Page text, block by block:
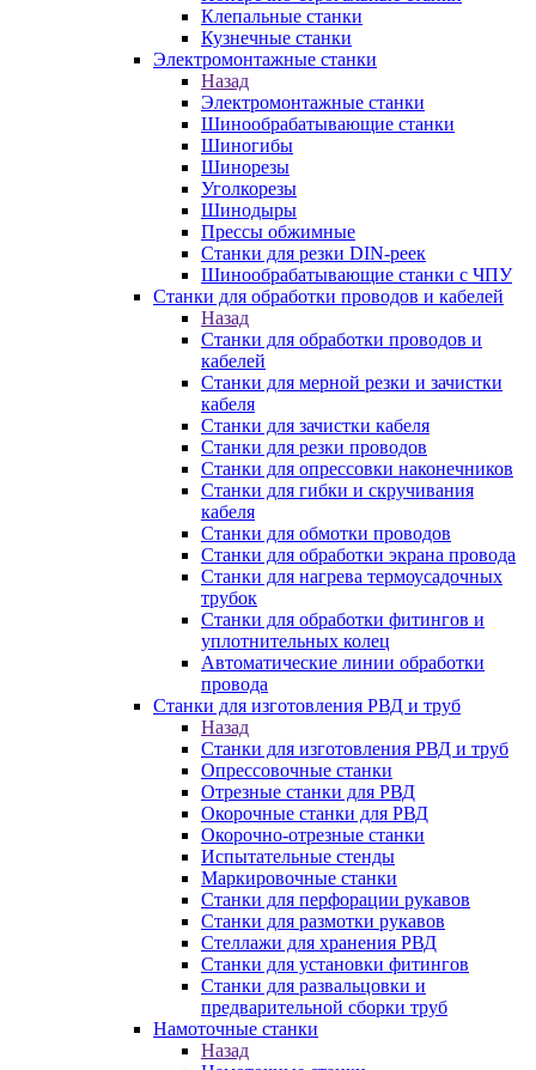
Клепальные станки
Кузнечные станки
Электромонтажные станки
Назад
Электромонтажные станки
Шинообрабатывающие станки
Шиногибы
Шинорезы
Уголкорезы
Шинодыры
Прессы обжимные
Станки для резки DIN-реек
Шинообрабатывающие станки с ЧПУ
Станки для обработки проводов и кабелей
Назад
Станки для обработки проводов и
кабелей
Станки для мерной резки и зачистки
кабеля
Станки для зачистки кабеля
Станки для резки проводов
Станки для опрессовки наконечников
Станки для гибки и скручивания
кабеля
Станки для обмотки проводов
Станки для обработки экрана провода
Станки для нагрева термоусадочных
трубок
Станки для обработки фитингов и
уплотнительных колец
Автоматические линии обработки
провода
Станки для изготовления РВД и труб
Назад
Станки для изготовления РВД и труб
Опрессовочные станки
Отрезные станки для РВД
Окорочные станки для РВД
Окорочно-отрезные станки
Испытательные стенды
Маркировочные станки
Станки для перфорации рукавов
Станки для размотки рукавов
Стеллажи для хранения РВД
Станки для установки фитингов
Станки для развальцовки и
предварительной сборки труб
Намоточные станки
Назад